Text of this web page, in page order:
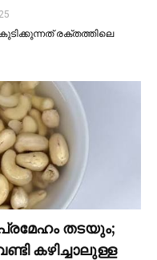
രക്തത്തിലെ
തടയും;
കഴിച്ചാലുള്ള